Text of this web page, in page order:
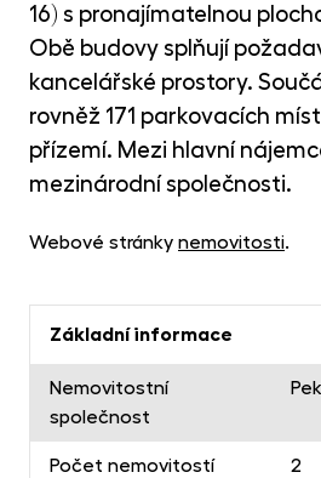
16) s pronajímatelnou
Obě budovy splňují
kancelářské prostory.
rovněž 171 parkovacích
přízemí. Mezi hlavní
mezinárodní společnosti.
Webové stránky nemovitosti.
Základní informace
Nemovitostní
společnost
Počet nemovitostí 2